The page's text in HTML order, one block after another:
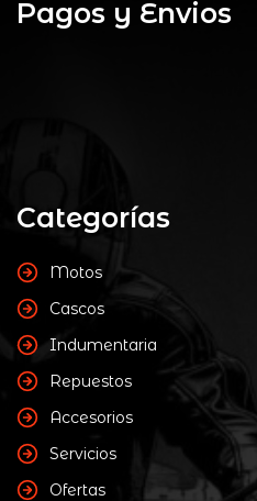
Pagos y Envios
Categorías
Motos
Cascos
Indumentaria
Repuestos
Accesorios
Servicios
Ofertas